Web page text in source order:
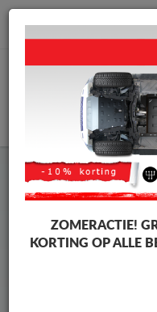
WINKELWAGEN
Porsche
ZOMERACTIE!
KORTING OP ALLE